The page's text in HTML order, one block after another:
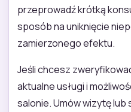
przeprowadź krótką
sposób na uniknięcie
zamierzonego efektu.
Jeśli chcesz
aktualne usługi i
salonie. Umów wizytę